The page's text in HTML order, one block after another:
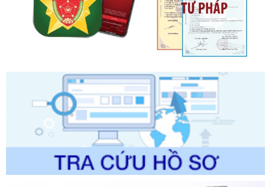
Số kí hiệu:2303/QĐ-UBND
Tên: Quyết định công bố Danh mục thủ tục hành chính mới
ban hành, được sửa đổi, bổ sung, bị bãi bỏ và phê duyệt
Quy trình nội bộ, quy trình điện tử giải quyết thủ tục hành
chính trong một số lĩnh vực thuộc phạm vi chức năng quản
lý của Sở Văn hóa, Thể tha
Ngày ban hành: 01/06/2026
Số kí hiệu:2304/QĐ-UBND
Tên: Quyết định công bố Danh mục thủ tục hành chính
được sửa đổi, bổ sung và phê duyệt Quy trình nội bộ, quy
trình điện tử giải quyết thủ tục hành chính trong lĩnh vực Du
lịch thuộc phạm vi chức năng quản lý của Sở Văn hóa, Thể
thao và Du lịch
Ngày ban hành: 01/06/2026